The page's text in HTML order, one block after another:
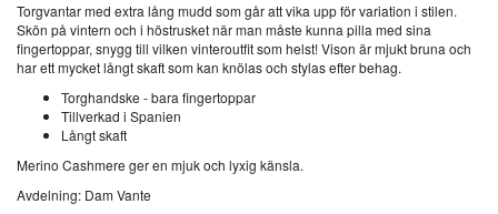
Torgvantar med extra lång mudd som går att vika upp för variation i stilen.
Skön på vintern och i höstrusket när man måste kunna pilla med sina
fingertoppar, snygg till vilken vinteroutfit som helst! Vison är mjukt bruna och
har ett mycket långt skaft som kan knölas och stylas efter behag.
Torghandske - bara fingertoppar
Tillverkad i Spanien
Långt skaft
Merino Cashmere ger en mjuk och lyxig känsla.
Avdelning: Dam Vante